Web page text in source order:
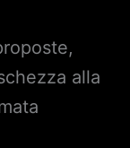
alla